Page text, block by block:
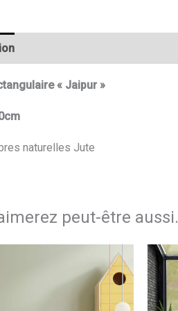
« Jaipur »
naturelles Jute
peut-être